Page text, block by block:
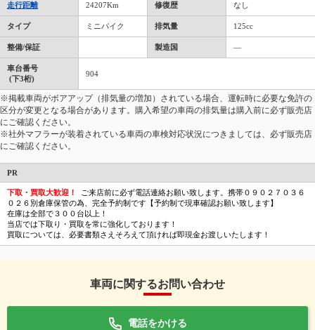
走行距離 24207Km 修復歴 なし
タイプ ミニバイク 排気量 125cc
整備/保証 製造国 ―
車台番号
(下3桁)
904
※掲載車両がボアアップ（排気量の増加）されている場合、運転時に必要な免許の
区分が変更となる場合があります。購入希望の車両の排気量は購入前に必ず販売店
にご確認ください。
※社外マフラーが装着されている車両の車検対応状況につきましては、必ず販売店
にご確認ください。
PR
下取・買取大歓迎！
ご来店前に必ず電話連絡お願い致します。携帯０９０２７０３６
０２６別倉庫保管の為、完全予約制です【予約制で現車確認お願い致します】
在庫は全部で３００台以上！
当店では下取り・買取を常に強化しております！
買取については、必要書類さえそろえて頂ければ即現金お渡しいたします！
車両に関するお問い合わせ
電話をかける